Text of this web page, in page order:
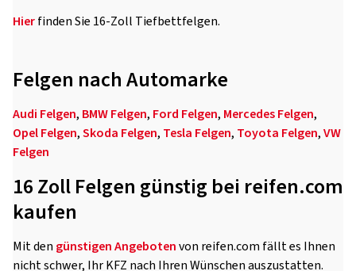
Hierfinden Sie 16-Zoll Tiefbettfelgen.
Felgen nach Automarke
Audi Felgen, BMW Felgen, Ford Felgen, Mercedes Felgen,
Opel Felgen,Skoda Felgen, Tesla Felgen, Toyota Felgen,VW
Felgen
16 Zoll Felgen günstig bei reifen.com
kaufen
Mit den günstigen Angebotenvon reifen.com fällt es Ihnen
nicht schwer, Ihr KFZ nach Ihren Wünschen auszustatten.